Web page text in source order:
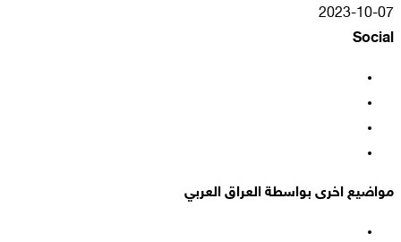
2023-10-07
Social
مواضيع اخرى بواسطة العراق العربي